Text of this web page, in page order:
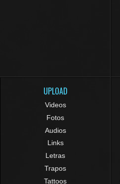
UPLOAD
Videos
Fotos
Audios
Links
Letras
Trapos
Tattoos